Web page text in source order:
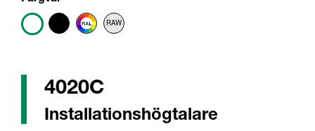
4020C
Installationshögtalare